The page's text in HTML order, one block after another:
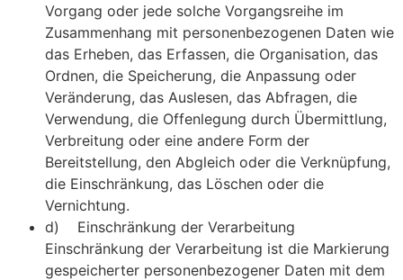
Vorgang oder jede solche Vorgangsreihe im
Zusammenhang mit personenbezogenen Daten wie
das Erheben, das Erfassen, die Organisation, das
Ordnen, die Speicherung, die Anpassung oder
Veränderung, das Auslesen, das Abfragen, die
Verwendung, die Offenlegung durch Übermittlung,
Verbreitung oder eine andere Form der
Bereitstellung, den Abgleich oder die Verknüpfung,
die Einschränkung, das Löschen oder die
Vernichtung.
d) Einschränkung der Verarbeitung
Einschränkung der Verarbeitung ist die Markierung
gespeicherter personenbezogener Daten mit dem